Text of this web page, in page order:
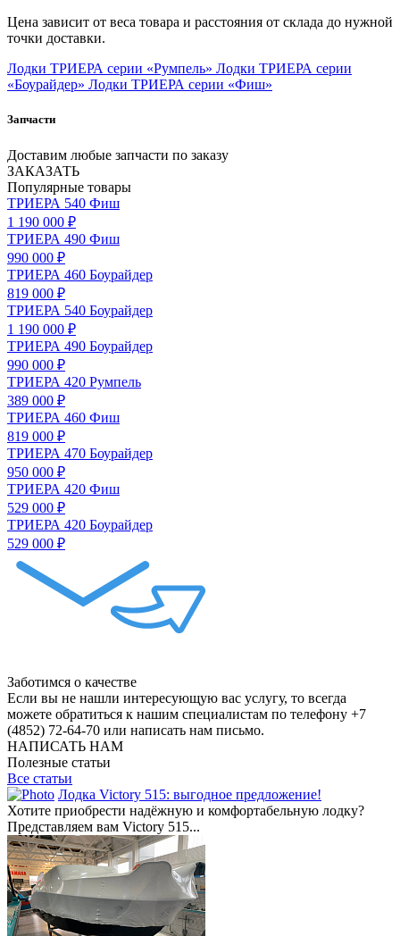
Цена зависит от веса товара и расстояния от склада до нужной
точки доставки.
Лодки ТРИЕРА серии «Румпель» Лодки ТРИЕРА серии
«Боурайдер» Лодки ТРИЕРА серии «Фиш»
Запчасти
Доставим любые запчасти по заказу
ЗАКАЗАТЬ
Популярные товары
ТРИЕРА 540 Фиш
1 190 000 ₽
ТРИЕРА 490 Фиш
990 000 ₽
ТРИЕРА 460 Боурайдер
819 000 ₽
ТРИЕРА 540 Боурайдер
1 190 000 ₽
ТРИЕРА 490 Боурайдер
990 000 ₽
ТРИЕРА 420 Румпель
389 000 ₽
ТРИЕРА 460 Фиш
819 000 ₽
ТРИЕРА 470 Боурайдер
950 000 ₽
ТРИЕРА 420 Фиш
529 000 ₽
ТРИЕРА 420 Боурайдер
529 000 ₽
Заботимся о качестве
Если вы не нашли интересующую вас услугу, то всегда
можете обратиться к нашим специалистам по телефону +7
(4852) 72-64-70 или написать нам письмо.
НАПИСАТЬ НАМ
Полезные статьи
Все статьи
Лодка Victory 515: выгодное предложение!
Хотите приобрести надёжную и комфортабельную лодку?
Представляем вам Victory 515...